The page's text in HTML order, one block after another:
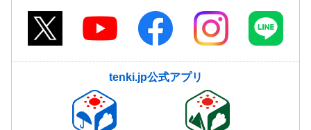
tenki.jp公式アプリ